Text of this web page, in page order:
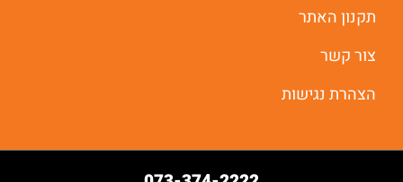
תקנון האתר
צור קשר
הצהרת נגישות